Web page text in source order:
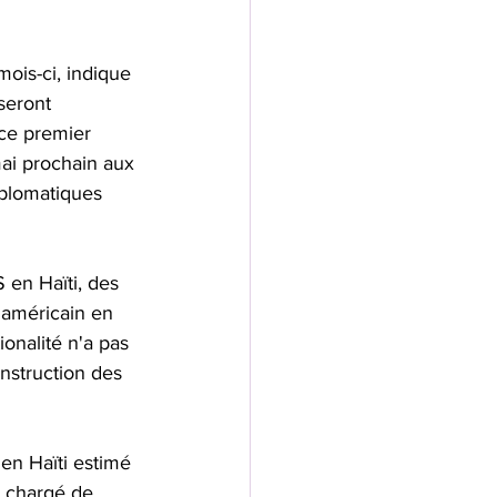
ci, indique
premier
prochain aux
en Haïti, des
en
n'a pas
des
Haïti estimé
chargé de